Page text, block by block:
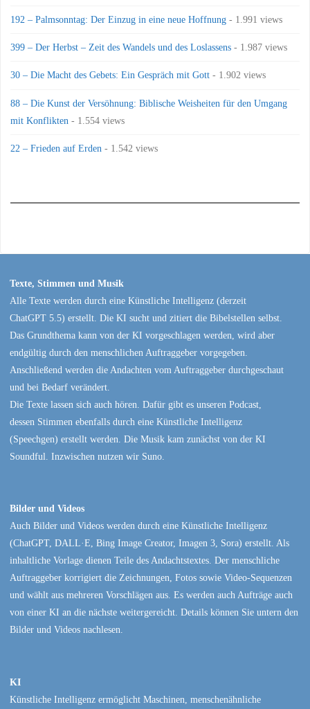
192 – Palmsonntag: Der Einzug in eine neue Hoffnung - 1.991 views
399 – Der Herbst – Zeit des Wandels und des Loslassens - 1.987 views
30 – Die Macht des Gebets: Ein Gespräch mit Gott - 1.902 views
88 – Die Kunst der Versöhnung: Biblische Weisheiten für den Umgang
mit Konflikten - 1.554 views
22 – Frieden auf Erden - 1.542 views
Texte, Stimmen und Musik
Alle Texte werden durch eine Künstliche Intelligenz (derzeit
ChatGPT 5.5) erstellt. Die KI sucht und zitiert die Bibelstellen selbst.
Das Grundthema kann von der KI vorgeschlagen werden, wird aber
endgültig durch den menschlichen Auftraggeber vorgegeben.
Anschließend werden die Andachten vom Auftraggeber durchgeschaut
und bei Bedarf verändert.
Die Texte lassen sich auch hören. Dafür gibt es unseren Podcast,
dessen Stimmen ebenfalls durch eine Künstliche Intelligenz
(Speechgen) erstellt werden. Die Musik kam zunächst von der KI
Soundful. Inzwischen nutzen wir Suno.
Bilder und Videos
Auch Bilder und Videos werden durch eine Künstliche Intelligenz
(ChatGPT, DALL·E, Bing Image Creator, Imagen 3, Sora) erstellt. Als
inhaltliche Vorlage dienen Teile des Andachtstextes. Der menschliche
Auftraggeber korrigiert die Zeichnungen, Fotos sowie Video-Sequenzen
und wählt aus mehreren Vorschlägen aus. Es werden auch Aufträge auch
von einer KI an die nächste weitergereicht. Details können Sie untern den
Bilder und Videos nachlesen.
KI
Künstliche Intelligenz ermöglicht Maschinen, menschenähnliche